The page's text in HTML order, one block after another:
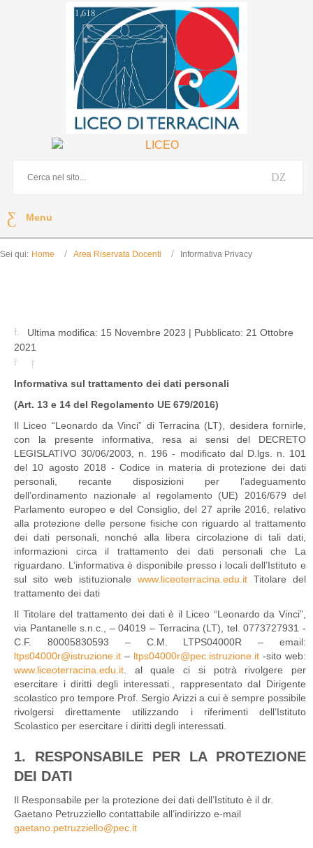
Menu
Sei qui: Home Area Riservata Docenti Informativa Privacy
Ultima modifica: 15 Novembre 2023 | Pubblicato: 21 Ottobre
2021
Informativa sul trattamento dei dati personali
(Art. 13 e 14 del Regolamento UE 679/2016)
Il Liceo “Leonardo da Vinci” di Terracina (LT), desidera fornirle,
con la presente informativa, resa ai sensi del DECRETO
LEGISLATIVO 30/06/2003, n. 196 - modificato dal D.lgs. n. 101
del 10 agosto 2018 - Codice in materia di protezione dei dati
personali, recante disposizioni per l’adeguamento
dell’ordinamento nazionale al regolamento (UE) 2016/679 del
Parlamento europeo e del Consiglio, del 27 aprile 2016, relativo
alla protezione delle persone fisiche con riguardo al trattamento
dei dati personali, nonché alla libera circolazione di tali dati,
informazioni circa il trattamento dei dati personali che La
riguardano. L’informativa è disponibile presso i locali dell’Istituto e
sul sito web istituzionale www.liceoterracina.edu.itTitolare del
trattamento dei dati
Il Titolare del trattamento dei dati è il Liceo “Leonardo da Vinci”,
via Pantanelle s.n.c., – 04019 – Terracina (LT), tel. 0773727931 -
C.F. 80005830593 – C.M. LTPS04000R – email:
ltps04000r@istruzione.it – ltps04000r@pec.istruzione.it -sito web:
www.liceoterracina.edu.it . al quale ci si potrà rivolgere per
esercitare i diritti degli interessati., rappresentato dal Dirigente
scolastico pro tempore Prof. Sergio Arizzi a cui è sempre possibile
rivolgersi direttamente utilizzando i riferimenti dell’Istituto
Scolastico per esercitare i diritti degli interessati.
1. RESPONSABILE PER LA PROTEZIONE
DEI DATI
Il Responsabile per la protezione dei dati dell’Istituto è il dr.
Gaetano Petruzziello contattabile all’indirizzo e-mail
gaetano.petruzziello@pec.it